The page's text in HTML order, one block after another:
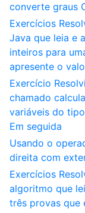
converte graus
Exercícios
Java que leia e
inteiros para
apresente o
Exercício
chamado
variáveis do
Em seguida
Usando o
direita com
Exercícios
algoritmo que
três provas que